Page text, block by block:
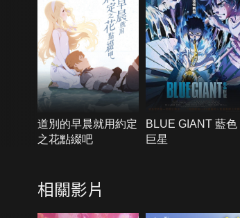
道別的早晨就用約定
之花點綴吧
BLUE GIANT 藍色
巨星
相關影片